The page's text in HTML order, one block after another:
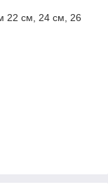
22 см, 24 см, 26